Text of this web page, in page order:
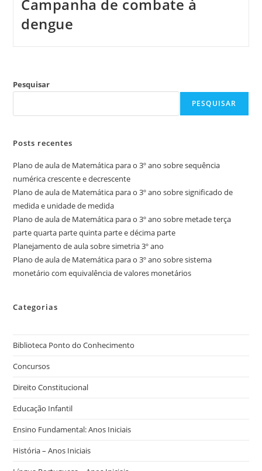
Campanha de combate à
dengue
Pesquisar
PESQUISAR
Posts recentes
Plano de aula de Matemática para o 3º ano sobre sequência
numérica crescente e decrescente
Plano de aula de Matemática para o 3º ano sobre significado de
medida e unidade de medida
Plano de aula de Matemática para o 3º ano sobre metade terça
parte quarta parte quinta parte e décima parte
Planejamento de aula sobre simetria 3º ano
Plano de aula de Matemática para o 3º ano sobre sistema
monetário com equivalência de valores monetários
Categorias
Biblioteca Ponto do Conhecimento
Concursos
Direito Constitucional
Educação Infantil
Ensino Fundamental: Anos Iniciais
História – Anos Iniciais